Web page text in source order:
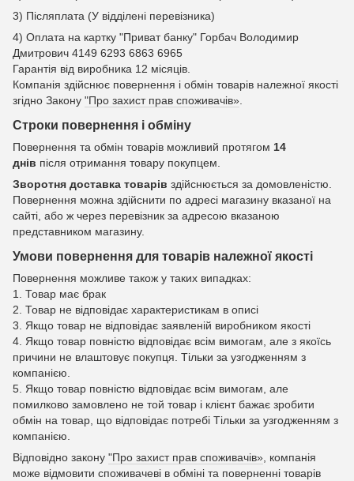
3) Післяплата (У відділені перевізника)
4) Оплата на картку "Приват банку" Горбач Володимир
Дмитрович 4149 6293 6863 6965
Гарантія від виробника 12 місяців.
Компанія здійснює повернення і обмін товарів належної якості
згідно Закону "Про захист прав споживачів».
Строки повернення і обміну
Повернення та обмін товарів можливий протягом 14
днів після отримання товару покупцем.
Зворотня доставка товарів здійснюється за домовленістю.
Повернення можна здійснити по адресі магазину вказаної на
сайті, або ж через перевізник за адресою вказаною
представником магазину.
Умови повернення для товарів належної якості
Повернення можливе також у таких випадках:
1. Товар має брак
2. Товар не відповідає характеристикам в описі
3. Якщо товар не відповідає заявленій виробником якості
4. Якщо товар повністю відповідає всім вимогам, але з якоїсь
причини не влаштовує покупця. Тільки за узгодженням з
компанією.
5. Якщо товар повністю відповідає всім вимогам, але
помилково замовлено не той товар і клієнт бажає зробити
обмін на товар, що відповідає потребі Тільки за узгодженням з
компанією.
Відповідно закону "Про захист прав споживачів» , компанія
може відмовити споживачеві в обміні та поверненні товарів